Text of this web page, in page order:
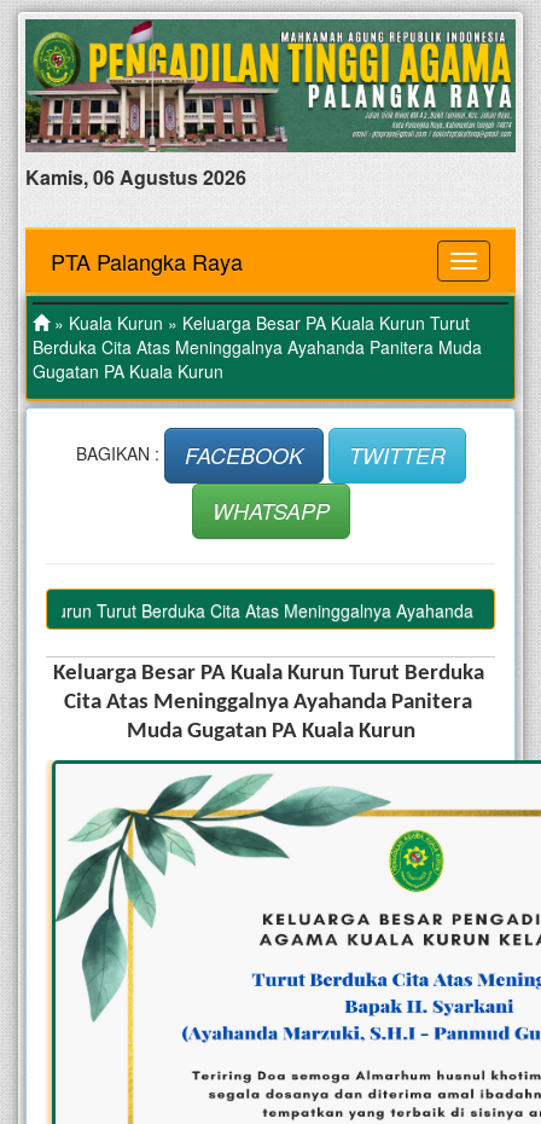
Kamis, 06 Agustus 2026
MENU
PTA Palangka Raya
» Kuala Kurun » Keluarga Besar PA Kuala Kurun Turut
Berduka Cita Atas Meninggalnya Ayahanda Panitera Muda
Gugatan PA Kuala Kurun
BAGIKAN : FACEBOOK
TWITTER
WHATSAPP
Kurun Turut Berduka Cita Atas Meninggalnya Ayahanda Panitera
Keluarga Besar PA Kuala Kurun Turut Berduka
Cita Atas Meninggalnya Ayahanda Panitera
Muda Gugatan PA Kuala Kurun